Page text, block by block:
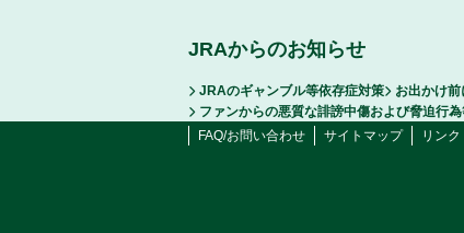
JRAからのお知らせ
JRAのギャンブル等依存症対策 お出かけ
ファンからの悪質な誹謗中傷および脅迫行
FAQ/お問い合わせ
サイトマップ リンク